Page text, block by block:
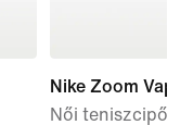
Nike Zoom
Női teniszcipő